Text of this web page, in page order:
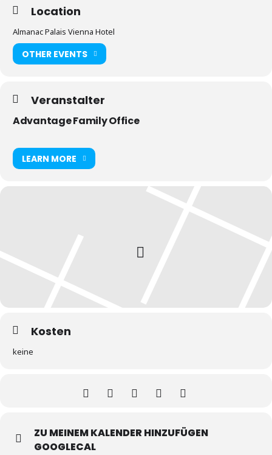
Location
Almanac Palais Vienna Hotel
OTHER EVENTS
Veranstalter
Advantage Family Office
LEARN MORE
Kosten
keine
ZU MEINEM KALENDER HINZUFÜGEN
GOOGLECAL